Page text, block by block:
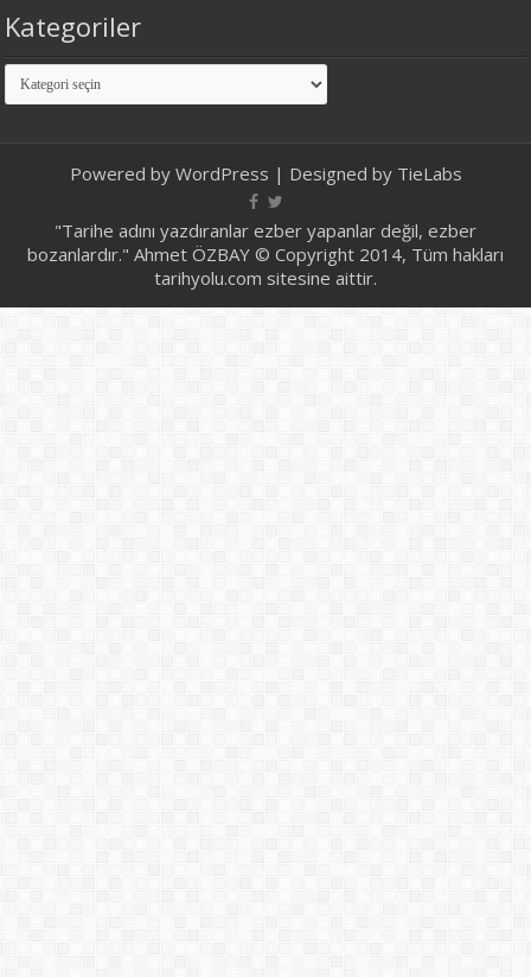
Kategoriler
Kategoriler
Powered by WordPress | Designed by TieLabs
"Tarihe adını yazdıranlar ezber yapanlar değil, ezber
bozanlardır." Ahmet ÖZBAY © Copyright 2014, Tüm hakları
tarihyolu.com sitesine aittir.